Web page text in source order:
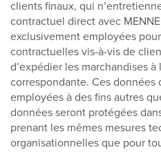
clients finaux, qui
contractuel direct avec
exclusivement employées
contractuelles vis-à-vis de
d’expédier les marchandises à
correspondante. Ces données
employées à des fins autres
données seront protégées
prenant les mêmes mesures
organisationnelles que pour